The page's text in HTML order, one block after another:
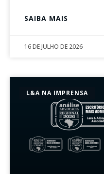
SAIBA MAIS
16 DE JULHO DE 2026
L&A NA IMPRENSA